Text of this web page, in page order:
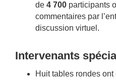
de 4 700 participants
commentaires par
discussion virtuel.
Intervenants
Huit tables rondes